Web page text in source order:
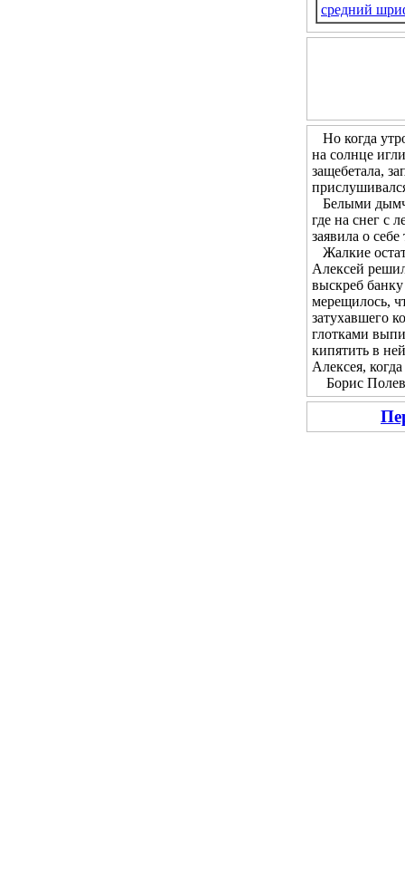
средний
Но когда
на солнце
защебетала,
Белыми
где на снег с
заявила о
Жалкие
Алексей
выскреб
мерещилось,
затухавшего
глотками
кипятить в
Алексея,
Борис